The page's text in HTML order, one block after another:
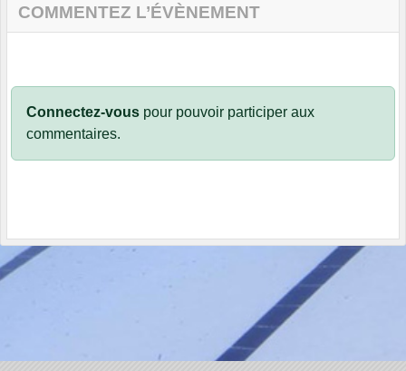
COMMENTEZ L’ÉVÈNEMENT
Connectez-vous pour pouvoir participer aux
commentaires.